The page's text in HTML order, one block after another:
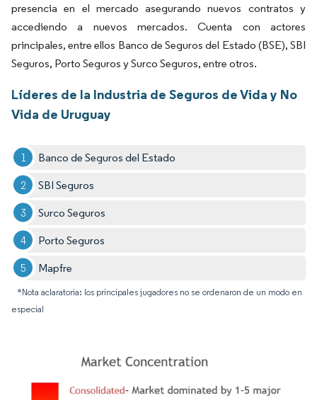
presencia en el mercado asegurando nuevos contratos y
accediendo a nuevos mercados. Cuenta con actores
principales, entre ellos Banco de Seguros del Estado (BSE), SBI
Seguros, Porto Seguros y Surco Seguros, entre otros.
Líderes de la Industria de Seguros de Vida y No
Vida de Uruguay
Banco de Seguros del Estado
SBI Seguros
Surco Seguros
Porto Seguros
Mapfre
*Nota aclaratoria: los principales jugadores no se ordenaron de un modo en
especial